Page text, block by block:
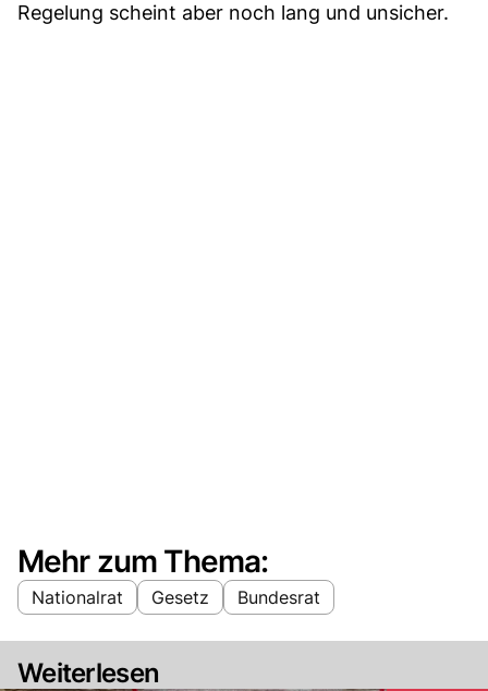
Regelung scheint aber noch lang und unsicher.
Mehr zum Thema:
Nationalrat Gesetz Bundesrat
Weiterlesen